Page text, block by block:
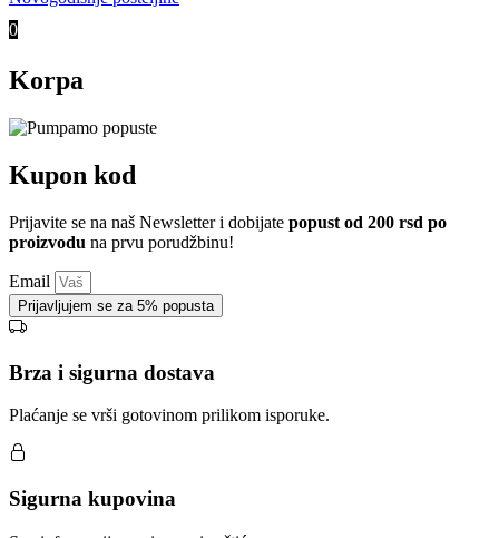
0
Korpa
Kupon kod
Prijavite se na naš Newsletter i dobijate popust od 200 rsd po
proizvodu na prvu porudžbinu!
Email
Prijavljujem se za 5% popusta
Brza i sigurna dostava
Plaćanje se vrši gotovinom prilikom isporuke.
Sigurna kupovina